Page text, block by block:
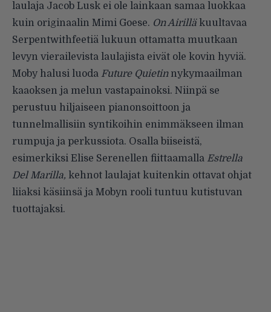
laulaja Jacob Lusk ei ole lainkaan samaa luokkaa
kuin originaalin Mimi Goese. On Airillä kuultavaa
Serpentwithfeetiä lukuun ottamatta muutkaan
levyn vierailevista laula­jista eivät ole kovin hyviä.
Moby halusi luoda Future Qui­etin nykymaailman
kaaoksen ja melun vastapainoksi. Niinpä se
perustuu hiljaiseen pianonsoittoon ja
tunnelmallisiin syntikoihin enim­mäkseen ilman
rumpuja ja perkus­siota. Osalla biiseistä,
esimerkiksi Elise Serenellen fiittaamalla Estrella
Del Marilla, kehnot laulajat kuiten­kin ottavat ohjat
liiaksi käsiinsä ja Mobyn rooli tuntuu kutistuvan
tuottajaksi.